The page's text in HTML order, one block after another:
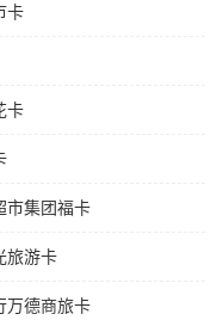
卡
卡
市集团福卡
旅游卡
万德商旅卡